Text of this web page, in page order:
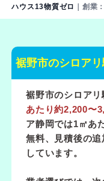
ハウス13物質ゼロ ｜創業
裾野市のシロア
裾野市のシロア
あたり約2,200〜
ア静岡では1㎡あ
無料、見積後の追
しています。